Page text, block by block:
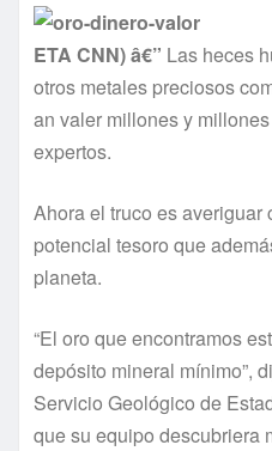
ETA CNN) â€” Las heces
otros metales preciosos
an valer millones y
expertos.
Ahora el truco es averiguar
potencial tesoro que
planeta.
“El oro que encontramos
depósito mineral mí­nimo”,
Servicio Geológico de
que su equipo descubriera